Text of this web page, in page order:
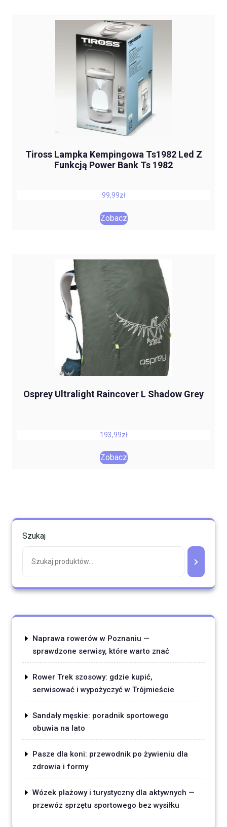
Tiross Lampka Kempingowa Ts1982 Led Z
Funkcją Power Bank Ts 1982
99,99zł
Zobacz
Osprey Ultralight Raincover L Shadow Grey
193,99zł
Zobacz
Szukaj
Naprawa rowerów w Poznaniu —
sprawdzone serwisy, które warto znać
Rower Trek szosowy: gdzie kupić,
serwisować i wypożyczyć w Trójmieście
Sandały męskie: poradnik sportowego
obuwia na lato
Pasze dla koni: przewodnik po żywieniu dla
zdrowia i formy
Wózek plażowy i turystyczny dla aktywnych —
przewóz sprzętu sportowego bez wysiłku